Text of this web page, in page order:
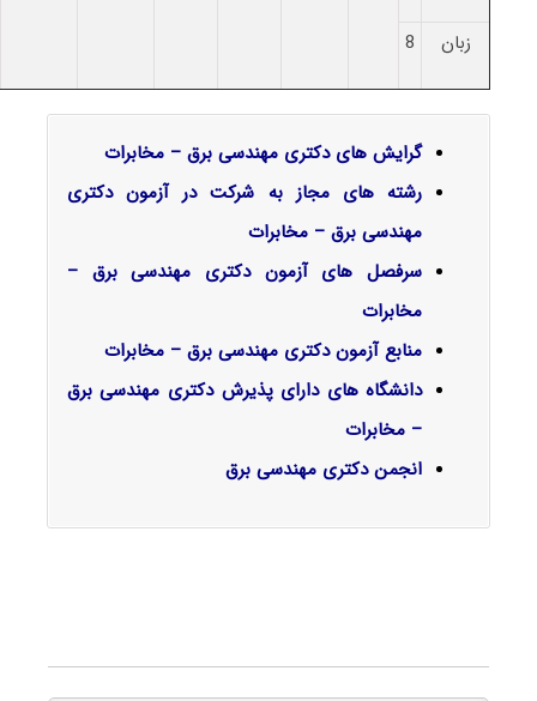
زبان 8
گرایش‌ های دکتری مهندسی برق – مخابرات
رشته های مجاز به شرکت در آزمون دکتری
مهندسی برق – مخابرات
سرفصل‌ های آزمون دکتری مهندسی برق –
مخابرات
منابع آزمون دکتری مهندسی برق – مخابرات
دانشگاه های دارای پذیرش دکتری مهندسی برق
– مخابرات
انجمن دکتری مهندسی برق